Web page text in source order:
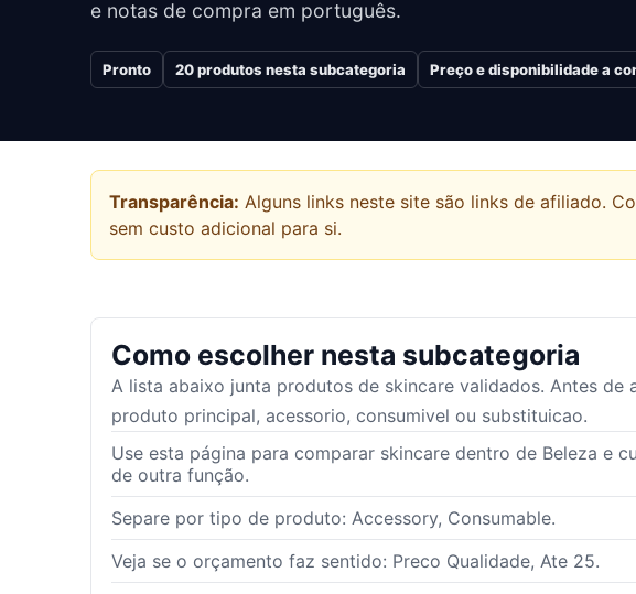
e notas de compra em português.
Pronto 20produtos nesta subcategoria Preço e disponibilidade a
Transparência: Alguns links neste site são links de afiliado.
sem custo adicional para si.
Como escolher nesta subcategoria
A lista abaixo junta produtos de skincare validados. Antes de
produto principal, acessorio, consumivel ou substituicao.
Use esta página para comparar skincare dentro de Beleza e
de outra função.
Separe por tipo de produto: Accessory, Consumable.
Veja se o orçamento faz sentido: Preco Qualidade, Ate 25.